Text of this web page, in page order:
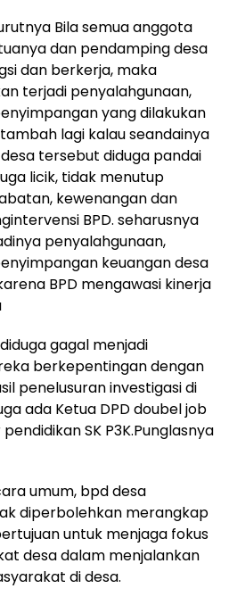
Bila semua anggota
dan pendamping desa
dan berkerja, maka
terjadi penyalahgunaan,
yang dilakukan
lagi kalau seandainya
tersebut diduga pandai
licik, tidak menutup
kewenangan dan
BPD. seharusnya
penyalahgunaan,
keuangan desa
BPD mengawasi kinerja
gagal menjadi
berkepentingan dengan
penelusuran investigasi di
ada Ketua DPD doubel job
SK P3K.Punglasnya
umum, bpd desa
diperbolehkan merangkap
untuk menjaga fokus
desa dalam menjalankan
di desa.